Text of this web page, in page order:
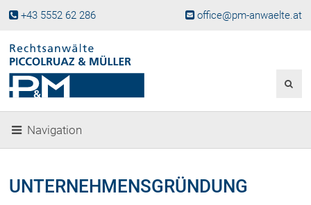
+43 5552 62 286 office@pm-anwaelte.at
Fachgebiete
Gesellschaftsgründung &
Beteiligungen
Immobilienrecht, Bauträgerrecht
Navigation
UNTERNEHMENSGRÜNDUNG